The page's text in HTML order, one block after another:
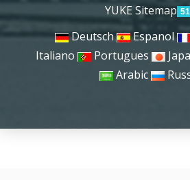
YUKESitemap
Deutsch Espanol
Italiano
Portugues
Arabic